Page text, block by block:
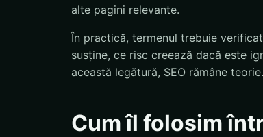
alte pagini relevante.
În practică, termenul trebuie
susține, ce risc creează dacă este
această legătură, SEO rămâne teorie.
Cum îl folosim